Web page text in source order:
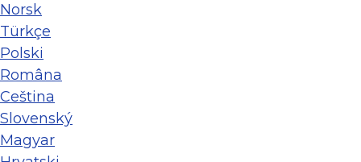
Norsk
Türkçe
Polski
Româna
Ceština
Slovenský
Magyar